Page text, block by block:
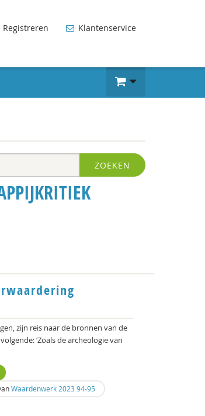
Registreren Klantenservice
ZOEKEN
zijn reis naar de bronnen van de
‘Zoals de archeologie van
Waardenwerk 2023 94-95